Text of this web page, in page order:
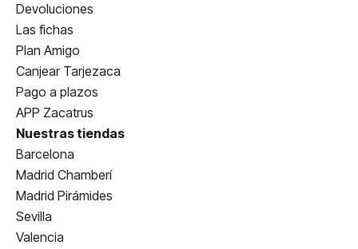
Devoluciones
Las fichas
Plan Amigo
Canjear Tarjezaca
Pago a plazos
APP Zacatrus
Nuestras tiendas
Barcelona
Madrid Chamberí
Madrid Pirámides
Sevilla
Valencia